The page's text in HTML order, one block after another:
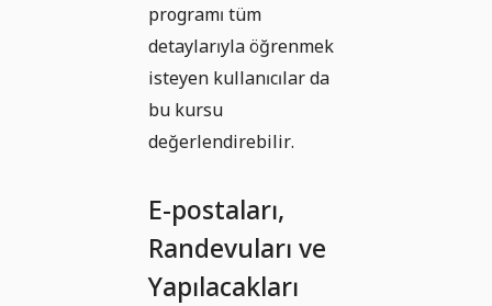
programı tüm
detaylarıyla öğrenmek
isteyen kullanıcılar da
bu kursu
değerlendirebilir.
E-postaları,
Randevuları ve
Yapılacakları